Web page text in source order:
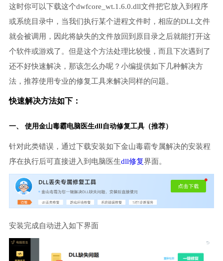
这时你可以下载这个dwfcore_wt.1.6.0.dll文件把它放入到程序
或系统目录中，当我们执行某个进程文件时，相应的DLL文件
就会被调用，因此将缺失的文件放回到原目录之后就能打开这
个软件或游戏了。但是这个方法处理比较慢，而且下次遇到了
还不好快速解决，那该怎么办呢？小编提供如下几种解决方
法，推荐使用专业的修复工具来解决同样的问题。
快速解决方法如下：
一、 使用金山毒霸电脑医生dll自动修复工具（推荐）
针对此类错误，通过下载安装如下金山毒霸专属解决的安装程
序在执行后可直接进入到电脑医生dll修复界面。
安装完成自动进入如下界面